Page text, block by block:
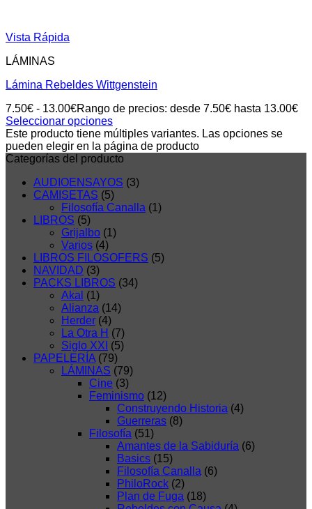
Vista Rápida
LÁMINAS
Lámina Rebeldes Wittgenstein
7.50€ - 13.00€Rango de precios: desde 7.50€ hasta 13.00€
Seleccionar opciones
Este producto tiene múltiples variantes. Las opciones se
pueden elegir en la página de producto
Categorías del producto
AUDIOENSAYOS (3)
CAMISETAS (5)
Filosofía Canalla (1)
LIBROS (5)
Grijalbo (1)
Varios (4)
LIBROS FILOSOFERS (5)
NAVIDAD (3)
PACKS LIBROS (34)
Akal (1)
Alianza (14)
Herder (4)
La Otra H (7)
Siglo XXI (5)
PAPELERÍA (79)
LÁMINAS (79)
Cine (3)
Feminismo (12)
Construyendo Historia (4)
Guerreras (8)
Filosofía (51)
Amantes de la Sabiduría (6)
Basics (15)
Filosofía Canalla (6)
PhiloRock (2)
Plan de Fuga (18)